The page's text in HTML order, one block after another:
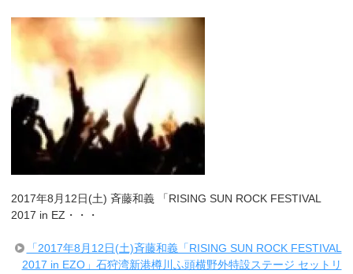
2017年8月12日(土) 斉藤和義 「RISING SUN ROCK FESTIVAL
2017 in EZ・・・
「2017年8月12日(土)斉藤和義「RISING SUN ROCK FESTIVAL
2017 in EZO」石狩湾新港樽川ふ頭横野外特設ステージ セットリ